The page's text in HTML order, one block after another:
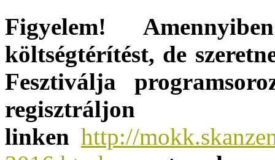
Figyelem!
költségtérítést, de
Fesztiválja
linken http://